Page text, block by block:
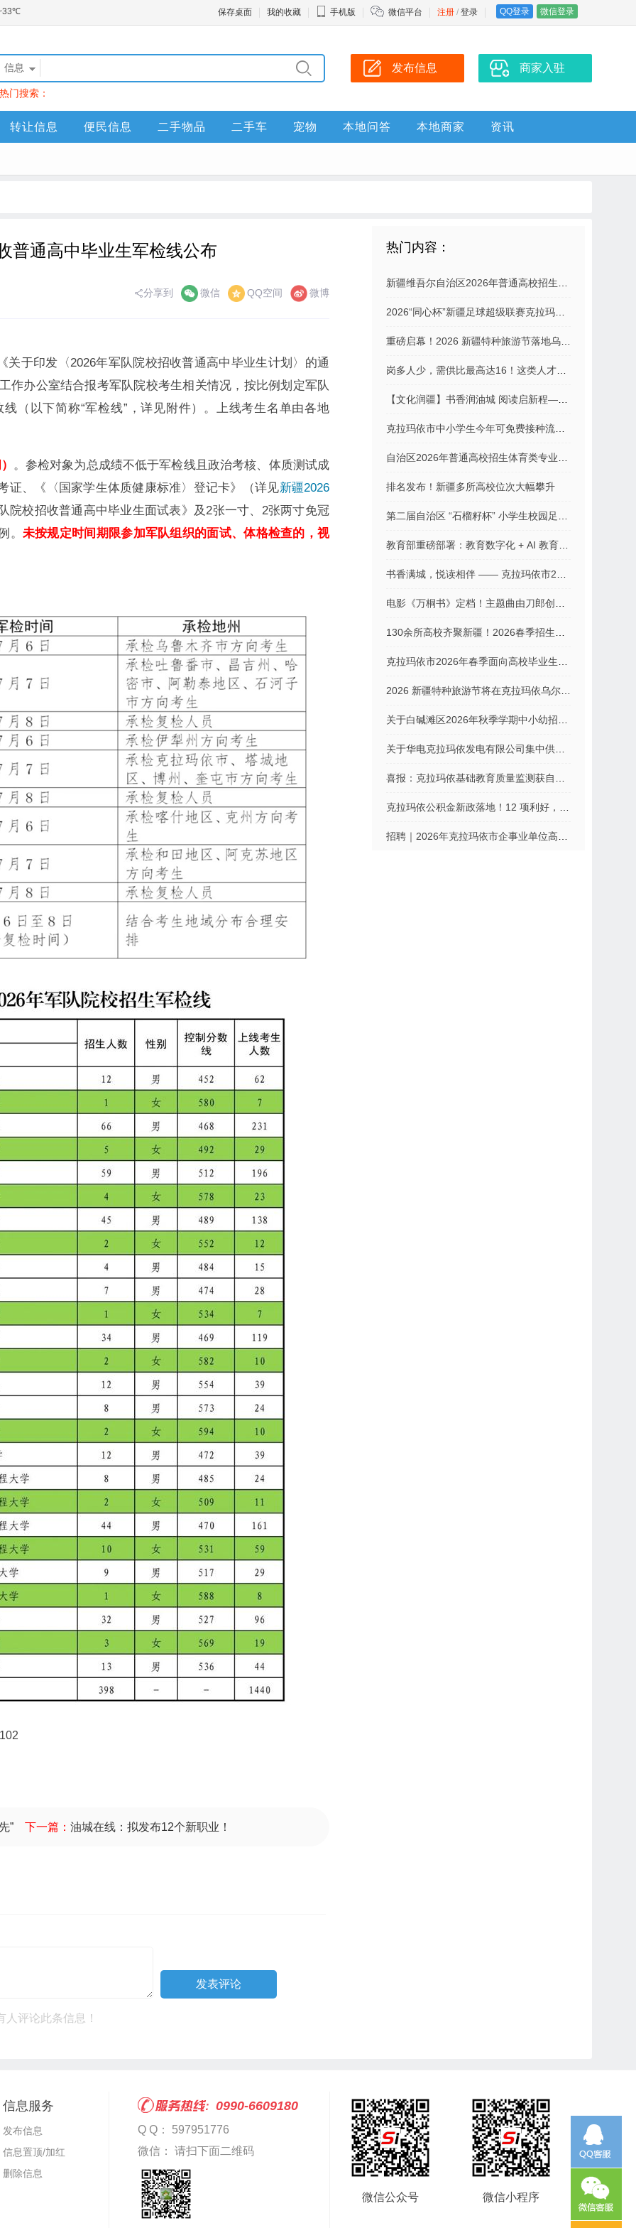
注册 / 登录 QQ登录 微信登录
保存桌面 我的收藏 手机版 微信平台
信息
热门搜索：
发布信息 商家入驻
转让信息 便民信息 二手物品 二手车 宠物 本地问答 本地商家 资讯
普通高中毕业生军检线公布
分享到 微信 QQ空间 微博
于印发〈2026年军队院校招收普通高中毕业生计划〉的通
作办公室结合报考军队院校考生相关情况，按比例划定军队
（以下简称“军检线”，详见附件）。上线考生名单由各地
。参检对象为总成绩不低于军检线且政治考核、体质测试成
证、《〈国家学生体质健康标准〉登记卡》 （详见新疆2026
院校招收普通高中毕业生面试表》及2张一寸、2张两寸免冠
。 未按规定时间期限参加军队组织的面试、体格检查的，视
” 下一篇： 油城在线：拟发布12个新职业！
人评论此条信息！
热门内容：
排名发布！新疆多所高校位次大幅攀升
信息服务
发布信息
信息置顶/加红
删除信息
0990-6609180
Q Q： 597951776
微信： 请扫下面二维码
微信公众号 微信小程序